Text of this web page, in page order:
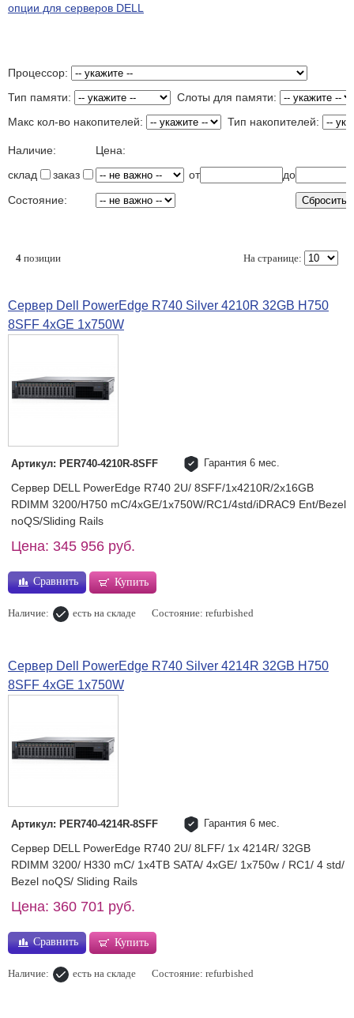
опции для серверов DELL
Процессор:
Тип памяти:
Слоты для памяти:
Макс кол-во накопителей:
Тип накопителей:
Наличие:
Цена:
склад
заказ от
до
Состояние:
4 позиции На странице:
Сервер Dell PowerEdge R740 Silver 4210R 32GB H750
8SFF 4xGE 1x750W
Артикул: PER740-4210R-8SFF Гарантия 6 мес.
Сервер DELL PowerEdge R740 2U/ 8SFF/1x4210R/2x16GB
RDIMM 3200/H750 mC/4xGE/1x750W/RC1/4std/iDRAC9 Ent/Bezel
noQS/Sliding Rails
Цена: 345 956 руб.
Сравнить Купить
Наличие: есть на складе Состояние: refurbished
Сервер Dell PowerEdge R740 Silver 4214R 32GB H750
8SFF 4xGE 1x750W
Артикул: PER740-4214R-8SFF Гарантия 6 мес.
Сервер DELL PowerEdge R740 2U/ 8LFF/ 1x 4214R/ 32GB
RDIMM 3200/ H330 mC/ 1x4TB SATA/ 4xGE/ 1x750w / RC1/ 4 std/
Bezel noQS/ Sliding Rails
Цена: 360 701 руб.
Сравнить Купить
Наличие: есть на складе Состояние: refurbished